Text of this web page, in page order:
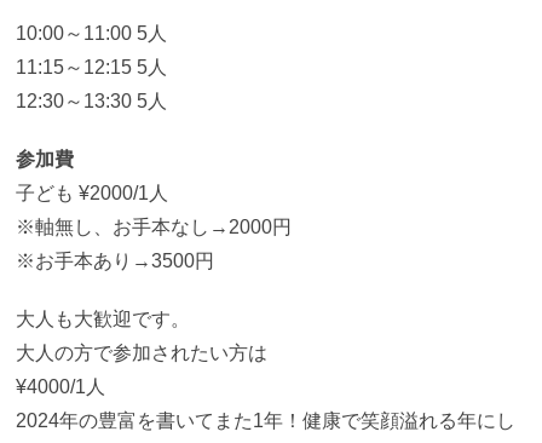
10:00～11:00 5人
11:15～12:15 5人
12:30～13:30 5人
参加費
子ども ¥2000/1人
※軸無し、お手本なし→2000円
※お手本あり→3500円
大人も大歓迎です。
大人の方で参加されたい方は
¥4000/1人
2024年の豊富を書いてまた1年！健康で笑顔溢れる年にし